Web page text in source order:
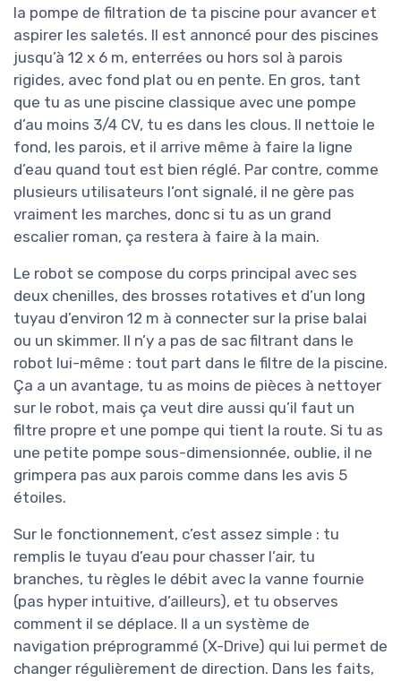
la pompe de filtration de ta piscine pour avancer et
aspirer les saletés. Il est annoncé pour des piscines
jusqu’à 12 x 6 m, enterrées ou hors sol à parois
rigides, avec fond plat ou en pente. En gros, tant
que tu as une piscine classique avec une pompe
d’au moins 3/4 CV, tu es dans les clous. Il nettoie le
fond, les parois, et il arrive même à faire la ligne
d’eau quand tout est bien réglé. Par contre, comme
plusieurs utilisateurs l’ont signalé, il ne gère pas
vraiment les marches, donc si tu as un grand
escalier roman, ça restera à faire à la main.
Le robot se compose du corps principal avec ses
deux chenilles, des brosses rotatives et d’un long
tuyau d’environ 12 m à connecter sur la prise balai
ou un skimmer. Il n’y a pas de sac filtrant dans le
robot lui-même : tout part dans le filtre de la piscine.
Ça a un avantage, tu as moins de pièces à nettoyer
sur le robot, mais ça veut dire aussi qu’il faut un
filtre propre et une pompe qui tient la route. Si tu as
une petite pompe sous-dimensionnée, oublie, il ne
grimpera pas aux parois comme dans les avis 5
étoiles.
Sur le fonctionnement, c’est assez simple : tu
remplis le tuyau d’eau pour chasser l’air, tu
branches, tu règles le débit avec la vanne fournie
(pas hyper intuitive, d’ailleurs), et tu observes
comment il se déplace. Il a un système de
navigation préprogrammé (X-Drive) qui lui permet de
changer régulièrement de direction. Dans les faits,